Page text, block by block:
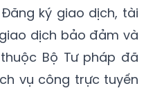
ký giao dịch, tài
dịch bảo đảm và
Bộ Tư pháp đã
vụ công trực tuyến